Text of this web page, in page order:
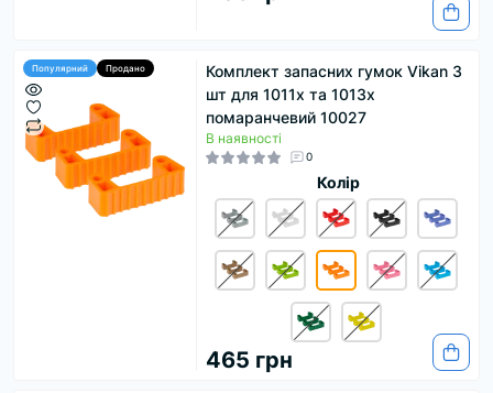
Популярний Продано
Комплект запасних гумок Vikan 3
шт для 1011х та 1013х
помаранчевий 10027
В наявності
0
Колір
465 грн